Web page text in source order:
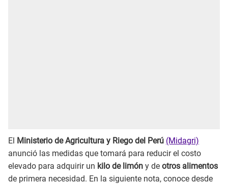
El Ministerio de Agricultura y Riego del Perú (Midagri)
anunció las medidas que tomará para reducir el costo
elevado para adquirir un kilo de limón y de otros alimentos
de primera necesidad. En la siguiente nota, conoce desde